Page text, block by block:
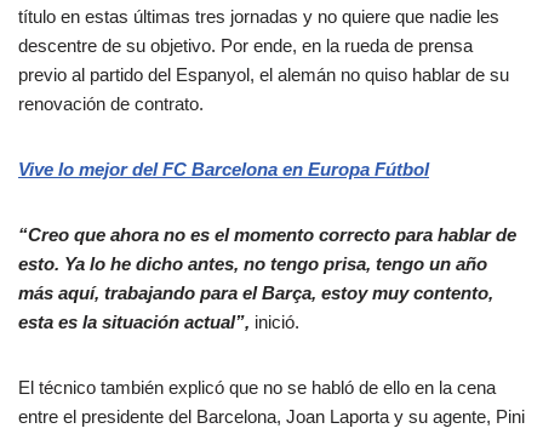
título en estas últimas tres jornadas y no quiere que nadie les
descentre de su objetivo. Por ende, en la rueda de prensa
previo al partido del Espanyol, el alemán no quiso hablar de su
renovación de contrato.
Vive lo mejor del FC Barcelona en Europa Fútbol
“Creo que ahora no es el momento correcto para hablar de
esto. Ya lo he dicho antes, no tengo prisa, tengo un año
más aquí, trabajando para el Barça, estoy muy contento,
esta es la situación actual”, inició.
El técnico también explicó que no se habló de ello en la cena
entre el presidente del Barcelona, Joan Laporta y su agente, Pini